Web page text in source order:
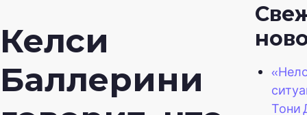
Келси
Баллерини
Тони